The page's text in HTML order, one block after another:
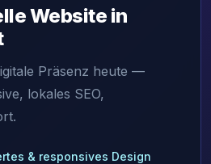
Website in
Präsenz heute —
lokales SEO,
& responsives Design